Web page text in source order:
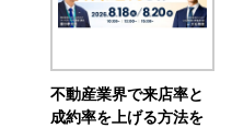
不動産業界で来店率と
成約率を上げる方法を